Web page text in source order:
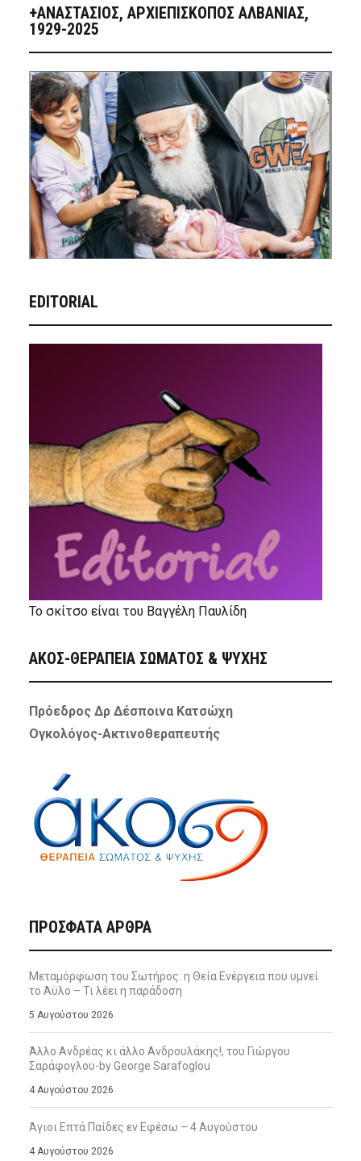
+ΑΝΑΣΤΆΣΙΟΣ, ΑΡΧΙΕΠΊΣΚΟΠΟΣ ΑΛΒΑΝΊΑΣ,
1929-2025
EDITORIAL
Το σκίτσο είναι του Βαγγέλη Παυλίδη
ΑΚΟΣ-ΘΕΡΑΠΕΙΑ ΣΩΜΑΤΟΣ & ΨΥΧΗΣ
Πρόεδρος Δρ Δέσποινα Κατσώχη
Ογκολόγος-Ακτινοθεραπευτής
ΠΡΌΣΦΑΤΑ ΆΡΘΡΑ
Μεταμόρφωση του Σωτήρος: η Θεία Ενέργεια που υμνεί
το Άϋλο – Τι λέει η παράδοση
5 Αυγούστου 2026
Άλλο Ανδρέας κι άλλο Ανδρουλάκης!, του Γιώργου
Σαράφογλου-by George Sarafoglou
4 Αυγούστου 2026
Άγιοι Επτά Παίδες εν Εφέσω – 4 Αυγούστου
4 Αυγούστου 2026